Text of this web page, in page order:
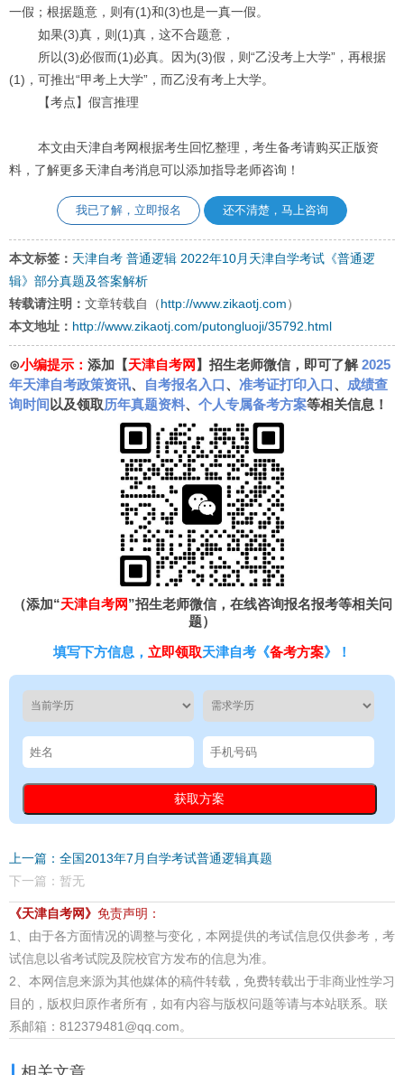
一假；根据题意，则有(1)和(3)也是一真一假。
如果(3)真，则(1)真，这不合题意，
所以(3)必假而(1)必真。因为(3)假，则“乙没考上大学”，再根据
(1)，可推出“甲考上大学”，而乙没有考上大学。
【考点】假言推理
本文由天津自考网根据考生回忆整理，考生备考请购买正版资
料，了解更多天津自考消息可以添加指导老师咨询！
我已了解，立即报名 还不清楚，马上咨询
本文标签： 天津自考 普通逻辑 2022年10月天津自学考试《普通逻
辑》部分真题及答案解析
转载请注明： 文章转载自（ http://www.zikaotj.com ）
本文地址： http://www.zikaotj.com/putongluoji/35792.html
⊙小编提示： 添加【天津自考网 】招生老师微信，即可了解2025
年天津自考政策资讯、 自考报名入口、 准考证打印入口、 成绩查
询时间 以及领取历年真题资料、 个人专属备考方案等相关信息！
（添加“天津自考网”招生老师微信，在线咨询报名报考等相关问
题）
填写下方信息， 立即领取天津自考《备考方案》！
上一篇：全国2013年7月自学考试普通逻辑真题
下一篇：暂无
《天津自考网》 免责声明：
1、由于各方面情况的调整与变化，本网提供的考试信息仅供参考，考
试信息以省考试院及院校官方发布的信息为准。
2、本网信息来源为其他媒体的稿件转载，免费转载出于非商业性学习
目的，版权归原作者所有，如有内容与版权问题等请与本站联系。联
系邮箱：812379481@qq.com。